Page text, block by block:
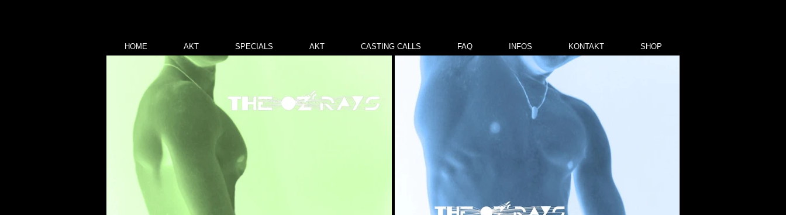
HOME AKT SPECIALS AKT CASTING CALLS FAQ INFOS KONTAKT SHOP